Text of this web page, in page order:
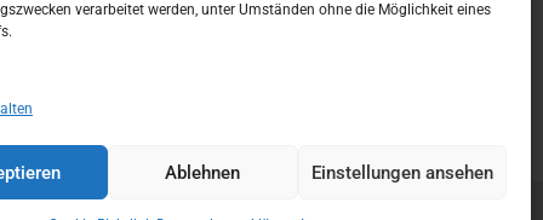
verarbeitet werden, unter Umständen ohne die Möglichkeit eines
Ablehnen Einstellungen ansehen
24 25 26 27 28 29 30